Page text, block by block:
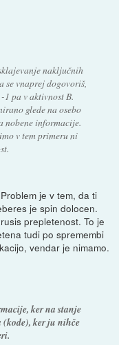
naključnih
se vnaprej dogovoriš,
1 pa v aktivnost B.
glede na osebo
nobene informacije.
v tem primeru ni
je v tem, da ti
je spin dolocen.
prepletenost. To je
tudi po spremembi
vendar je nimamo.
ker na stanje
(kode), ker ju nihče